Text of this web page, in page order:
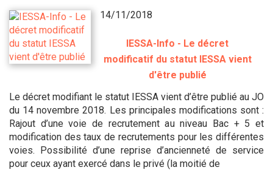
14/11/2018
IESSA-Info - Le décret
modificatif du statut IESSA vient
d'être publié
Le décret modifiant le statut IESSA vient d’être publié au JO
du 14 novembre 2018. Les principales modifications sont :
Rajout d’une voie de recrutement au niveau Bac + 5 et
modification des taux de recrutements pour les différentes
voies. Possibilité d’une reprise d’ancienneté de service
pour ceux ayant exercé dans le privé (la moitié de